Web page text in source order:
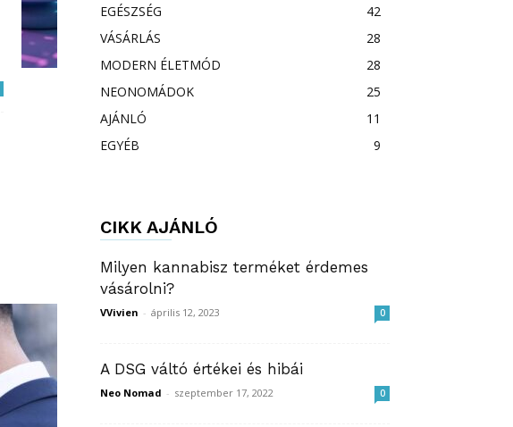
EGÉSZSÉG
42
VÁSÁRLÁS
28
MODERN ÉLETMÓD
28
NEONOMÁDOK
25
AJÁNLÓ
11
EGYÉB
9
CIKK AJÁNLÓ
Milyen kannabisz terméket érdemes
vásárolni?
VVivien - április 12, 2023 0
A DSG váltó értékei és hibái
Neo Nomad - szeptember 17, 2022 0